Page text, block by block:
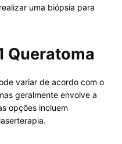
uma biópsia para
Queratoma
variar de acordo com o
geralmente envolve a
opções incluem